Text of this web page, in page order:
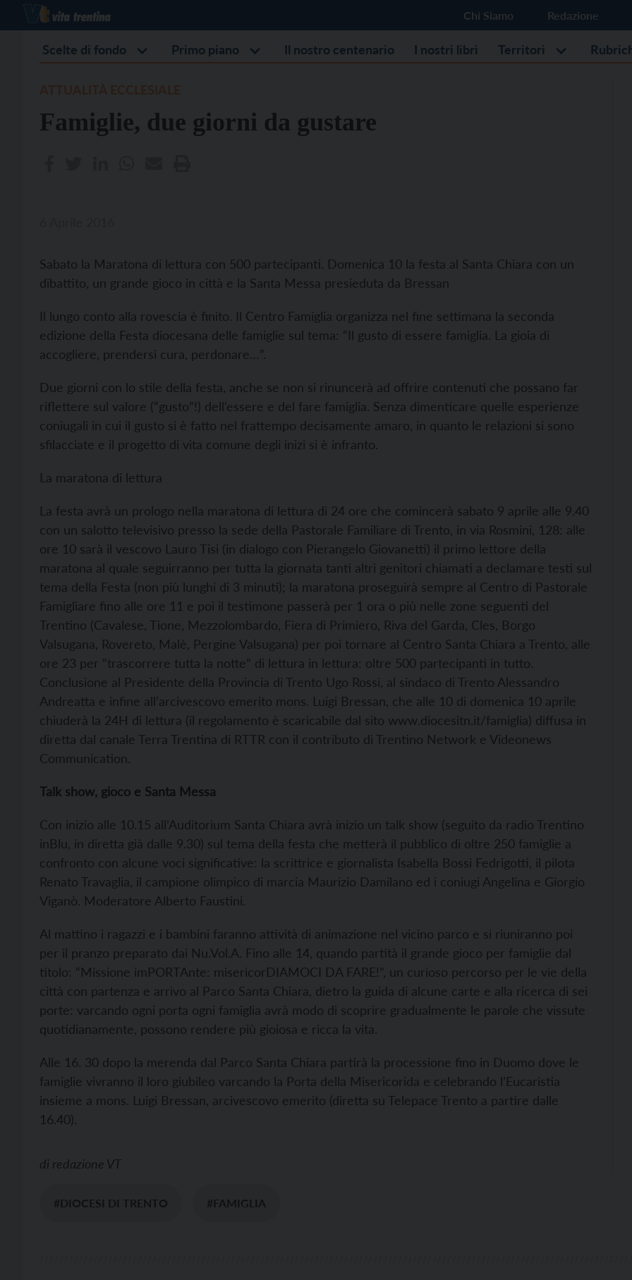
Chi Siamo Redazione
Scelte di fondo Primo piano Il nostro centenario I nostri libri Territori
Famiglie, due giorni da gustare
Sabato la Maratona di lettura con 500 partecipanti. Domenica 10 la festa al Santa Chiara con un
dibattito, un grande gioco in città e la Santa Messa presieduta da Bressan
Il lungo conto alla rovescia è finito. Il Centro Famiglia organizza nel fine settimana la seconda
edizione della Festa diocesana delle famiglie sul tema: “Il gusto di essere famiglia. La gioia di
accogliere, prendersi cura, perdonare…”.
Due giorni con lo stile della festa, anche se non si rinuncerà ad offrire contenuti che possano far
riflettere sul valore (“gusto”!) dell’essere e del fare famiglia. Senza dimenticare quelle esperienze
coniugali in cui il gusto si è fatto nel frattempo decisamente amaro, in quanto le relazioni si sono
sfilacciate e il progetto di vita comune degli inizi si è infranto.
La maratona di lettura
La festa avrà un prologo nella maratona di lettura di 24 ore che comincerà sabato 9 aprile alle 9.40
con un salotto televisivo presso la sede della Pastorale Familiare di Trento, in via Rosmini, 128: alle
ore 10 sarà il vescovo Lauro Tisi (in dialogo con Pierangelo Giovanetti) il primo lettore della
maratona al quale seguirranno per tutta la giornata tanti altri genitori chiamati a declamare testi sul
tema della Festa (non più lunghi di 3 minuti); la maratona proseguirà sempre al Centro di Pastorale
Famigliare fino alle ore 11 e poi il testimone passerà per 1 ora o più nelle zone seguenti del
Trentino (Cavalese, Tione, Mezzolombardo, Fiera di Primiero, Riva del Garda, Cles, Borgo
Valsugana, Rovereto, Malè, Pergine Valsugana) per poi tornare al Centro Santa Chiara a Trento, alle
ore 23 per “trascorrere tutta la notte” di lettura in lettura: oltre 500 partecipanti in tutto.
Conclusione al Presidente della Provincia di Trento Ugo Rossi, al sindaco di Trento Alessandro
Andreatta e infine all’arcivescovo emerito mons. Luigi Bressan, che alle 10 di domenica 10 aprile
chiuderà la 24H di lettura (il regolamento è scaricabile dal sito www.diocesitn.it/famiglia) diffusa in
diretta dal canale Terra Trentina di RTTR con il contributo di Trentino Network e Videonews
Communication.
Talk show, gioco e Santa Messa
Con inizio alle 10.15 all’Auditorium Santa Chiara avrà inizio un talk show (seguito da radio Trentino
inBlu, in diretta già dalle 9.30) sul tema della festa che metterà il pubblico di oltre 250 famiglie a
confronto con alcune voci significative: la scrittrice e giornalista Isabella Bossi Fedrigotti, il pilota
Renato Travaglia, il campione olimpico di marcia Maurizio Damilano ed i coniugi Angelina e Giorgio
Viganò. Moderatore Alberto Faustini.
Al mattino i ragazzi e i bambini faranno attività di animazione nel vicino parco e si riuniranno poi
per il pranzo preparato dai Nu.Vol.A. Fino alle 14, quando partità il grande gioco per famiglie dal
titolo: “Missione imPORTAnte: misericorDIAMOCI DA FARE!”, un curioso percorso per le vie della
città con partenza e arrivo al Parco Santa Chiara, dietro la guida di alcune carte e alla ricerca di sei
porte: varcando ogni porta ogni famiglia avrà modo di scoprire gradualmente le parole che vissute
quotidianamente, possono rendere più gioiosa e ricca la vita.
Alle 16. 30 dopo la merenda dal Parco Santa Chiara partirà la processione fino in Duomo dove le
famiglie vivranno il loro giubileo varcando la Porta della Misericorida e celebrando l’Eucaristia
insieme a mons. Luigi Bressan, arcivescovo emerito (diretta su Telepace Trento a partire dalle
16.40).
di redazione VT
#DIOCESI DI TRENTO #FAMIGLIA